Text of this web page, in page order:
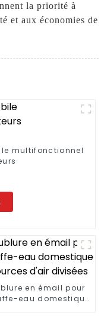
la priorité à
et aux économies de
multifonctionnel
en émail pour
eau domestique